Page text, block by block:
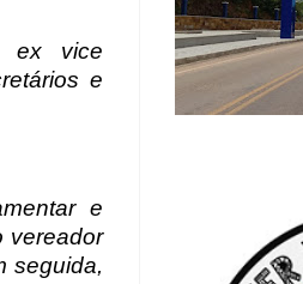
ex vice
e
e
vereador
seguida,